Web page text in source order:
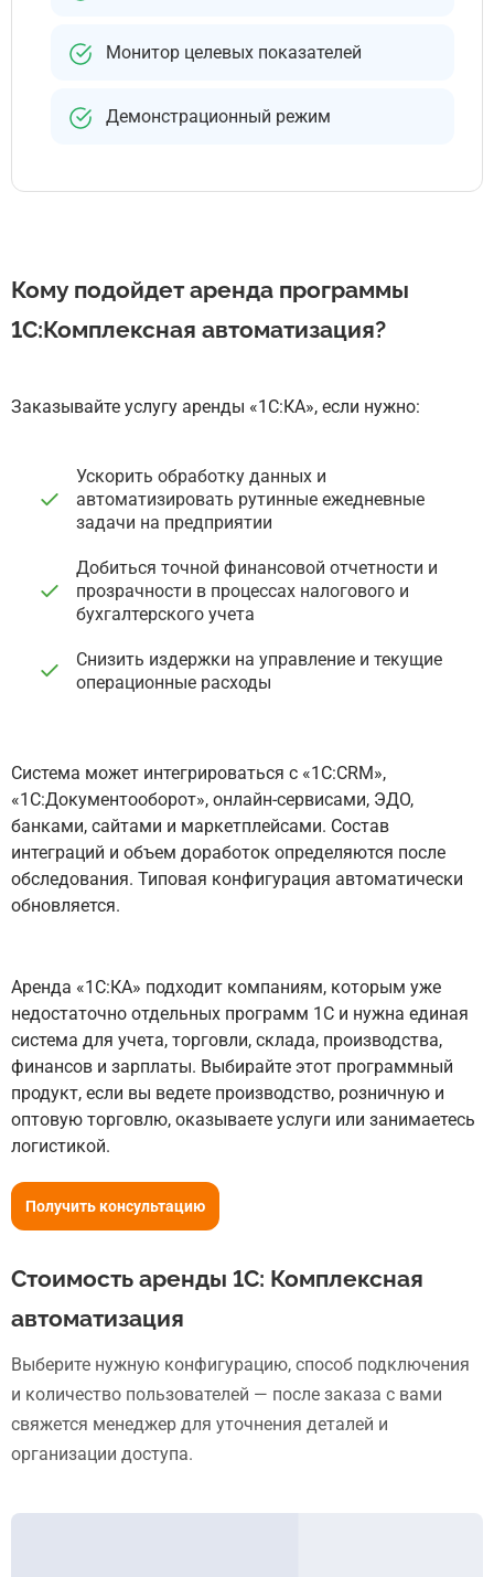
Монитор целевых показателей
Демонстрационный режим
Кому подойдет аренда программы
1С:Комплексная автоматизация?
Заказывайте услугу аренды «1С:КА», если нужно:
Ускорить обработку данных и
автоматизировать рутинные ежедневные
задачи на предприятии
Добиться точной финансовой отчетности и
прозрачности в процессах налогового и
бухгалтерского учета
Снизить издержки на управление и текущие
операционные расходы
Система может интегрироваться с «1С:CRM»,
«1С:Документооборот», онлайн-сервисами, ЭДО,
банками, сайтами и маркетплейсами. Состав
интеграций и объем доработок определяются после
обследования. Типовая конфигурация автоматически
обновляется.
Аренда «1С:КА» подходит компаниям, которым уже
недостаточно отдельных программ 1С и нужна единая
система для учета, торговли, склада, производства,
финансов и зарплаты. Выбирайте этот программный
продукт, если вы ведете производство, розничную и
оптовую торговлю, оказываете услуги или занимаетесь
логистикой.
Получить консультацию
Стоимость аренды 1С: Комплексная
автоматизация
Выберите нужную конфигурацию, способ подключения
и количество пользователей — после заказа с вами
свяжется менеджер для уточнения деталей и
организации доступа.